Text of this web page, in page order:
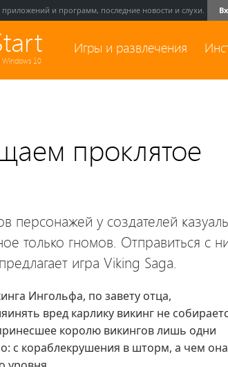
и программ, последние новости и слухи.
10
Игры и развлечения
проклятое
у создателей
только гномов. Отправиться с
игра Viking Saga.
Ингольфа, по завету отца,
вред карлику викинг не
королю викингов лишь одни
с кораблекрушения в шторм, а чем она